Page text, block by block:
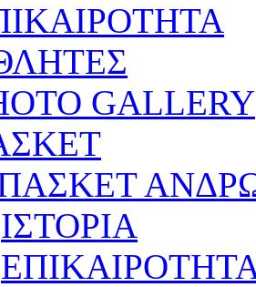
GALLERY
ΙΣΤΟΡΙΑ